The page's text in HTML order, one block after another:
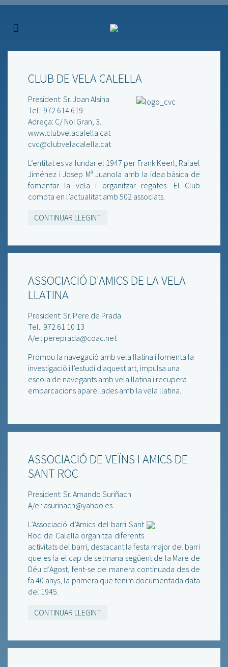
CLUB DE VELA CALELLA
President: Sr. Joan Alsina.
Tel.: 972 614 619
Adreça: C/ Noi Gran, 3.
www.clubvelacalella.cat
cvc@clubvelacalella.cat
L’entitat es va fundar el 1947 per Frank Keerl, Rafael
Jiménez i Josep Mª Juanola amb la idea bàsica de
fomentar la vela i organitzar regates. El Club
compta en l’actualitat amb 502 associats.
CONTINUAR LLEGINT
ASSOCIACIÓ D'AMICS DE LA VELA
LLATINA
President: Sr. Pere de Prada
Tel.: 972 61 10 13
A/e.: pereprada@coac.net
Promou la navegació amb vela llatina i fomenta la
investigació i l'estudi d'aquest art, impulsa una
escola de navegants amb vela llatina i recupera
embarcacions aparellades amb la vela llatina.
ASSOCIACIÓ DE VEÏNS I AMICS DE
SANT ROC
President: Sr. Amando Suriñach
A/e.: asurinach@yahoo.es
L’Associació d’Amics del barri Sant
Roc de Calella organitza diferents
activitats del barri, destacant la festa major del barri
que es fa el cap de setmana següent de la Mare de
Déu d’Agost, fent-se de manera continuada des de
fa 40 anys, la primera que tenim documentada data
del 1945.
CONTINUAR LLEGINT